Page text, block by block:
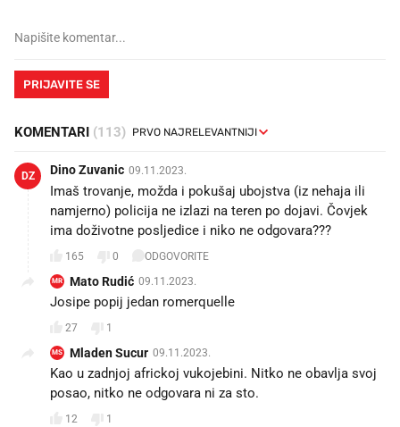
PRIJAVITE SE
KOMENTARI (113)
DZ Dino Zuvanic 09.11.2023.
Imaš trovanje, možda i pokušaj ubojstva (iz nehaja ili
namjerno) policija ne izlazi na teren po dojavi. Čovjek
ima doživotne posljedice i niko ne odgovara???
165 0 ODGOVORITE
MR Mato Rudić 09.11.2023.
Josipe popij jedan romerquelle
27 1
MS Mladen Sucur 09.11.2023.
Kao u zadnjoj africkoj vukojebini. Nitko ne obavlja svoj
posao, nitko ne odgovara ni za sto.
12 1